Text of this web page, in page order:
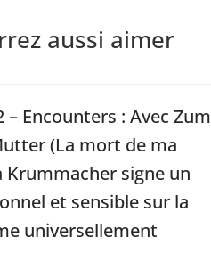
aussi aimer
– Encounters : Avec Zum
(La mort de ma
Krummacher signe un
et sensible sur la
universellement